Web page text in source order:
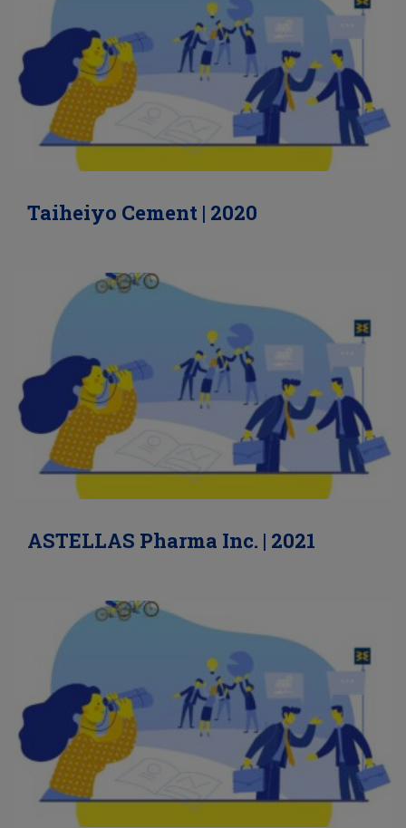
Taiheiyo Cement | 2020
ASTELLAS Pharma Inc. | 2021